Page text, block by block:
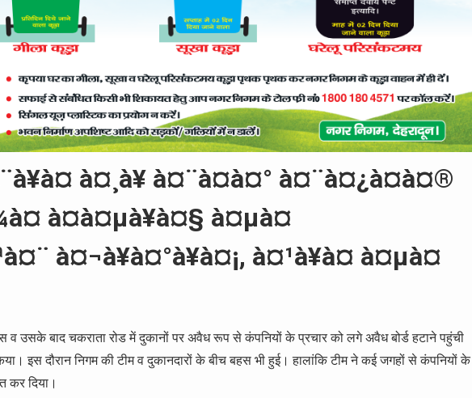
उसके बाद चकराता रोड में दुकानों पर अवैध रूप से कंपनियों के प्रचार को लगे अवैध बोर्ड हटाने पहुंची
इस दौरान निगम की टीम व दुकानदारों के बीच बहस भी हुई। हालांकि टीम ने कई जगहों से कंपनियों के
कर दिया।